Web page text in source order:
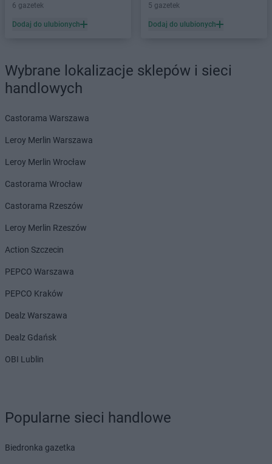
6 gazetek
Dodaj do ulubionych
5 gazetek
Dodaj do ulubionych
Wybrane lokalizacje sklepów i sieci
handlowych
Castorama Warszawa
Leroy Merlin Warszawa
Leroy Merlin Wrocław
Castorama Wrocław
Castorama Rzeszów
Leroy Merlin Rzeszów
Action Szczecin
PEPCO Warszawa
PEPCO Kraków
Dealz Warszawa
Dealz Gdańsk
OBI Lublin
Popularne sieci handlowe
Biedronka gazetka